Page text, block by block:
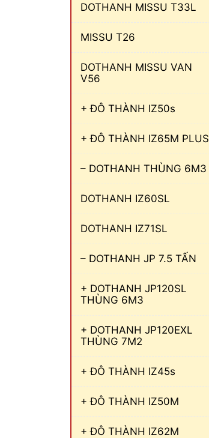
DOTHANH MISSU T33L
MISSU T26
DOTHANH MISSU VAN
V56
+ ĐÔ THÀNH IZ50s
+ ĐÔ THÀNH IZ65M PLUS
– DOTHANH THÙNG 6M3
DOTHANH IZ60SL
DOTHANH IZ71SL
– DOTHANH JP 7.5 TẤN
+ DOTHANH JP120SL
THÙNG 6M3
+ DOTHANH JP120EXL
THÙNG 7M2
+ ĐÔ THÀNH IZ45s
+ ĐÔ THÀNH IZ50M
+ ĐÔ THÀNH IZ62M